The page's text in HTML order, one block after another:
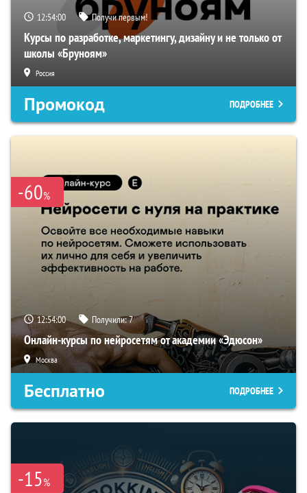
12:54:00 Получи первым!
Курсы по разработке, маркетингу, дизайну и не только от
школы «Бруноям»
Россия
Промокод ПОДРОБНЕЕ
-60%
12:54:00 Получили:7
Онлайн-курсы по нейросетям от академии «Эдюсон»
Москва
Бесплатно ПОДРОБНЕЕ
-15%